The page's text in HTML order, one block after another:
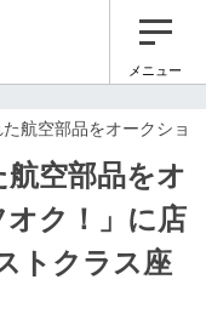
メニュー
航空部品をオークショ
空部品をオ
ク！」に店
トクラス座